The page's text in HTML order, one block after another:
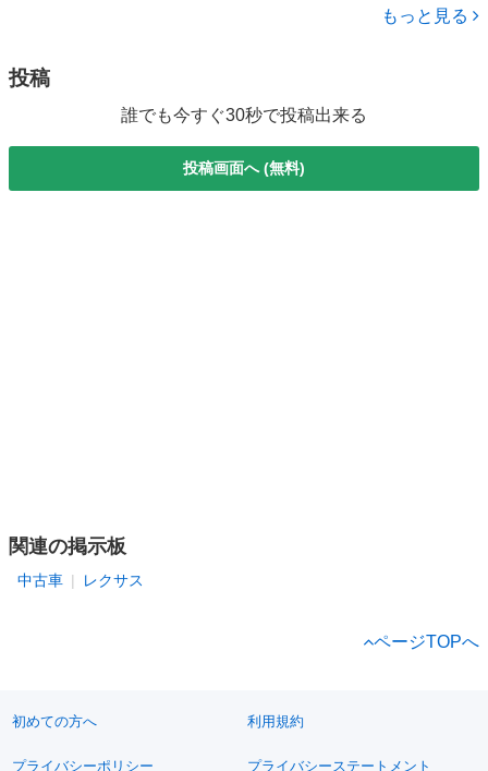
バージョンＣ Ｉパッケージ クリアランスソナー オートクルーズ
もっと見る
投稿
誰でも今すぐ30秒で投稿出来る
投稿画面へ (無料)
関連の掲示板
中古車 レクサス
ページTOPへ
初めての方へ 利用規約
プライバシーポリシー プライバシーステートメント